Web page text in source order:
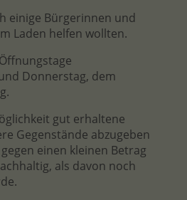
einige Bürgerinnen und
Laden helfen wollten.
Donnerstag, dem
gut erhaltene
Gegenstände abzugeben
einen kleinen Betrag
als davon noch